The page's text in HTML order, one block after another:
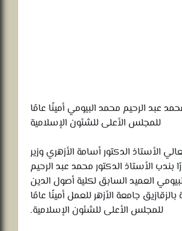
عبد الرحيم محمد البيومي أمينًا عامًا
للمجلس الأعلى للشئون الإسلامية
الأستاذ الدكتور أسامة الأزهري وزير
بندب الأستاذ الدكتور محمد عبد الرحيم
العميد السابق لكلية أصول الدين
بالزقازيق جامعة الأزهر للعمل أمينًا عامًا
للمجلس الأعلى للشئون الإسلامية.